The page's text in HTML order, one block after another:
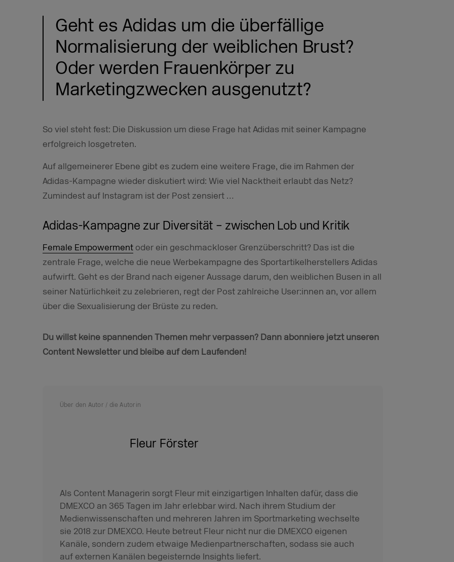
Geht es Adidas um die überfällige
Normalisierung der weiblichen Brust?
Oder werden Frauenkörper zu
Marketingzwecken ausgenutzt?
So viel steht fest: Die Diskussion um diese Frage hat Adidas mit seiner Kampagne
erfolgreich losgetreten.
Auf allgemeinerer Ebene gibt es zudem eine weitere Frage, die im Rahmen der
Adidas-Kampagne wieder diskutiert wird: Wie viel Nacktheit erlaubt das Netz?
Zumindest auf Instagram ist der Post zensiert …
Adidas-Kampagne zur Diversität – zwischen Lob und Kritik
Female Empowerment oder ein geschmackloser Grenzüberschritt? Das ist die
zentrale Frage, welche die neue Werbekampagne des Sportartikelherstellers Adidas
aufwirft. Geht es der Brand nach eigener Aussage darum, den weiblichen Busen in all
seiner Natürlichkeit zu zelebrieren, regt der Post zahlreiche User:innen an, vor allem
über die Sexualisierung der Brüste zu reden.
Du willst keine spannenden Themen mehr verpassen? Dann abonniere jetzt unseren
Content Newsletter und bleibe auf dem Laufenden!
Über den Autor / die Autorin
Fleur Förster
Als Content Managerin sorgt Fleur mit einzigartigen Inhalten dafür, dass die
DMEXCO an 365 Tagen im Jahr erlebbar wird. Nach ihrem Studium der
Medienwissenschaften und mehreren Jahren im Sportmarketing wechselte
sie 2018 zur DMEXCO. Heute betreut Fleur nicht nur die DMEXCO eigenen
Kanäle, sondern zudem etwaige Medienpartnerschaften, sodass sie auch
auf externen Kanälen begeisternde Insights liefert.